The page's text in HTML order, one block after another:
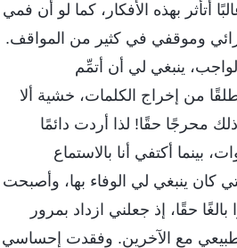
أتأثر بهذه الأفكار، كما لو أن فمي
وموقفي في كثير من المواقف.
ينبغي لي أن أتمِّم
من إخراج الكلمات، خشية ألا
محرجًا حقًا! لذا أردت دائمًا
أكتفي أنا بالاستماع
كان ينبغي لي الوفاء بها، وأصبحت
حقًا، إذ جعلني ازداد بمرور
طبيعي مع الآخرين. وفقدت إحساسي